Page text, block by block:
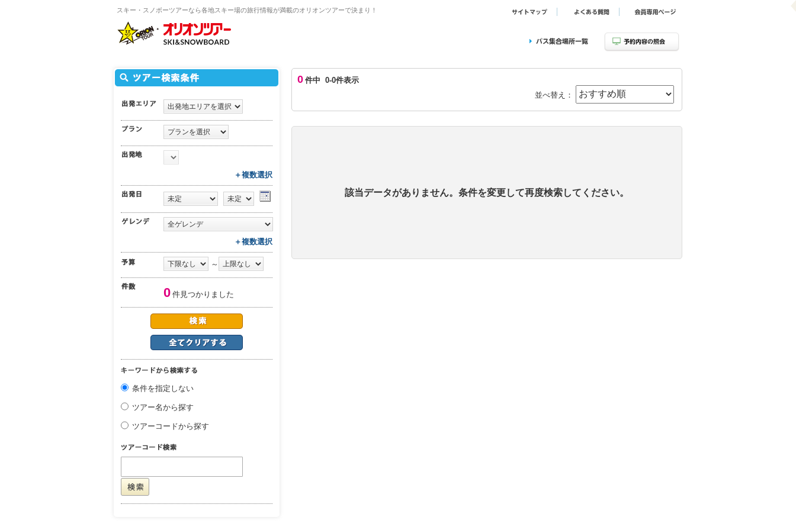
スキー・スノボーツアーなら各地スキー場の旅行情報が満載のオリオンツアーで決まり！
＋複数選択
＋複数選択
～
0 件見つかりました
条件を指定しない
ツアー名から探す
ツアーコードから探す
0 件中 0-0件表示
並べ替え：
該当データがありません。条件を変更して再度検索してください。